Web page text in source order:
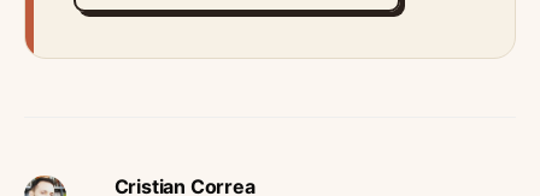
Cristian Correa